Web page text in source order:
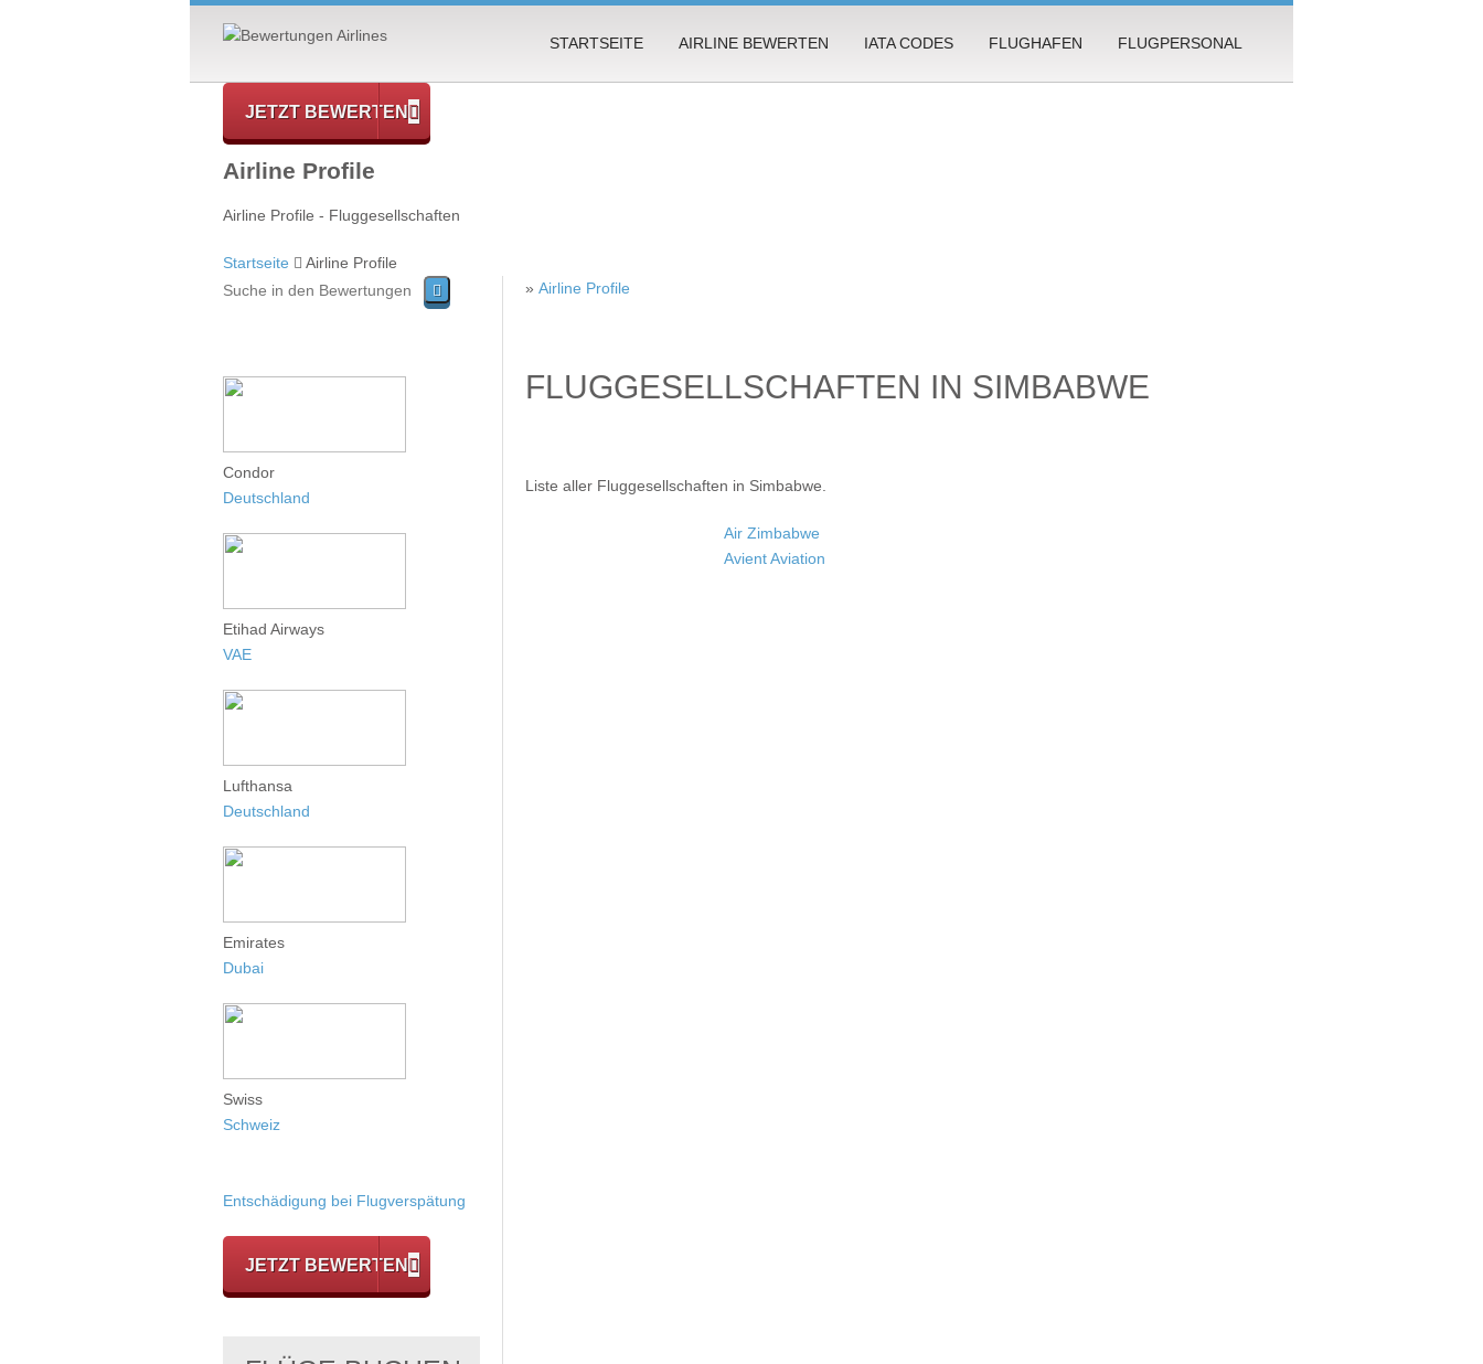
STARTSEITE AIRLINE BEWERTEN IATA CODES FLUGHAFEN FLUGPERSONAL
JETZT BEWERTEN
Airline Profile
Airline Profile - Fluggesellschaften
Startseite
Airline Profile
»Airline Profile
FLUGGESELLSCHAFTEN IN SIMBABWE
Liste aller Fluggesellschaften in Simbabwe.
Air Zimbabwe
Avient Aviation
Condor
Deutschland
Etihad Airways
VAE
Lufthansa
Deutschland
Emirates
Dubai
Swiss
Schweiz
Entschädigung bei Flugverspätung
JETZT BEWERTEN